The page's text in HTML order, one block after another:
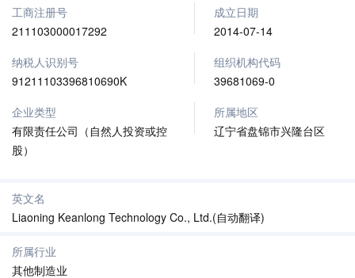
工商注册号
211103000017292
成立日期
2014-07-14
纳税人识别号
91211103396810690K
组织机构代码
39681069-0
企业类型
有限责任公司（自然人投资或控
股）
所属地区
辽宁省盘锦市兴隆台区
英文名
Liaoning Keanlong Technology Co., Ltd.(自动翻译)
所属行业
其他制造业